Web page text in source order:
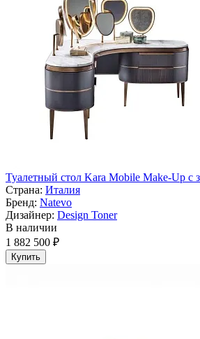
Туалетный стол Kara Mobile Make-Up с
Страна: Италия
Бренд: Natevo
Дизайнер: Design Toner
В наличии
1 882 500 ₽
Купить